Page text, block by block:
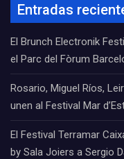
Entradas
El Brunch Electronik
el Parc del Fòrum
Rosario, Miguel Ríos,
unen al Festival Mar
El Festival Terramar
by Sala Joiers a Sergio